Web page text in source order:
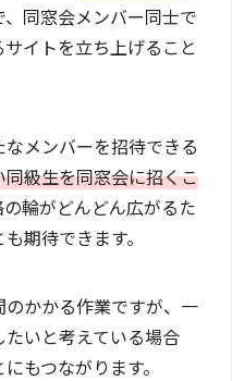
同窓会メンバー同士で
イトを立ち上げること
メンバーを招待できる
級生を同窓会に招くこ
輪がどんどん広がるた
期待できます。
かかる作業ですが、一
いと考えている場合
もつながります。